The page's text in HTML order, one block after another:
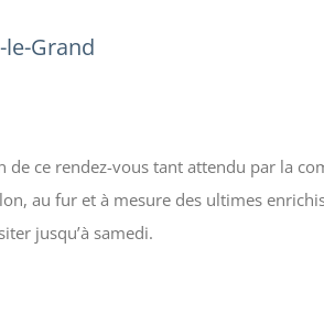
le-Grand
ce rendez-vous tant attendu par la
au fur et à mesure des ultimes
jusqu’à samedi.